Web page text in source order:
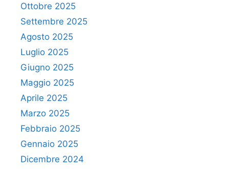
Ottobre 2025
Settembre 2025
Agosto 2025
Luglio 2025
Giugno 2025
Maggio 2025
Aprile 2025
Marzo 2025
Febbraio 2025
Gennaio 2025
Dicembre 2024